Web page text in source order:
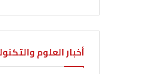
أخبار العلوم